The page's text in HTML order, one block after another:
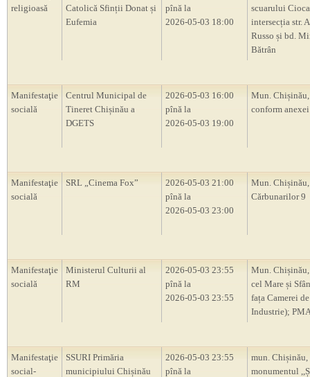
religioasă
Catolică Sfinții Donat și
Eufemia
pînă la
2026-05-03 18:00
scuarului
intersecția str.
Russo și bd.
Bătrân
Manifestaţie
socială
Centrul Municipal de
Tineret Chișinău a
DGETS
2026-05-03 16:00
pînă la
2026-05-03 19:00
Mun.
conform anexei
Manifestaţie
socială
SRL „Cinema Fox”
2026-05-03 21:00
pînă la
2026-05-03 23:00
Mun. Chișinău,
Cărbunarilor 9
Manifestaţie
socială
Ministerul Culturii al
RM
2026-05-03 23:55
pînă la
2026-05-03 23:55
Mun.
cel Mare și
fața Camerei
Industrie);
Manifestaţie
social-
SSURI Primăria
municipiului Chișinău
2026-05-03 23:55
pînă la
mun. Chișinău,
monumentul